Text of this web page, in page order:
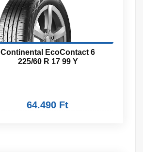
Continental EcoContact 6
225/60 R 17 99 Y
64.490 Ft